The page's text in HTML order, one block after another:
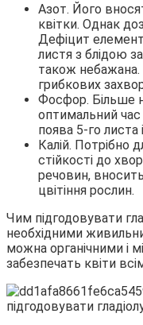
Азот. Його
квітки. Однак
Дефіцит
листя з блідою
також
грибкових
Фосфор. Більше
оптимальний
поява 5-го листа
Калій. Потрібно
стійкості до
речовин,
цвітіння рослин.
Чим підгодовувати
необхідними
можна органічними і
забезпечать квіти